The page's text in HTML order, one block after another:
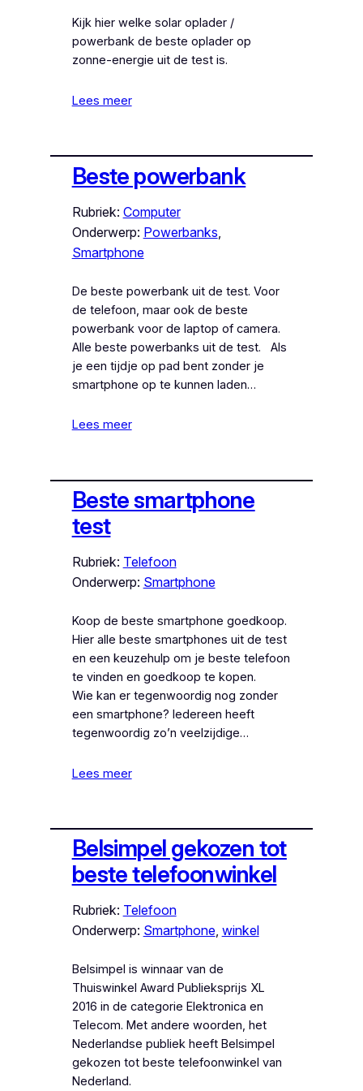
Kijk hier welke solar oplader /
powerbank de beste oplader op
zonne-energie uit de test is.
Lees meer
Beste powerbank
Rubriek: Computer
Onderwerp: Powerbanks
Smartphone
De beste powerbank uit de test. Voor
de telefoon, maar ook de beste
powerbank voor de laptop of camera.
Alle beste powerbanks uit de test. Als
je een tijdje op pad bent zonder je
smartphone op te kunnen laden…
Lees meer
Beste smartphone
test
Rubriek: Telefoon
Onderwerp: Smartphone
Koop de beste smartphone goedkoop.
Hier alle beste smartphones uit de test
en een keuzehulp om je beste telefoon
te vinden en goedkoop te kopen.
Wie kan er tegenwoordig nog zonder
een smartphone? Iedereen heeft
tegenwoordig zo’n veelzijdige…
Lees meer
Belsimpel gekozen tot
beste telefoonwinkel
Rubriek: Telefoon
Onderwerp: Smartphone, winkel
Belsimpel is winnaar van de
Thuiswinkel Award Publieksprijs XL
2016 in de categorie Elektronica en
Telecom. Met andere woorden, het
Nederlandse publiek heeft Belsimpel
gekozen tot beste telefoonwinkel van
Nederland.